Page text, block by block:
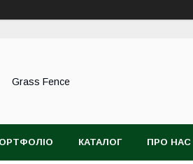
Grass Fence
КАТАЛОГ ПРО НАС